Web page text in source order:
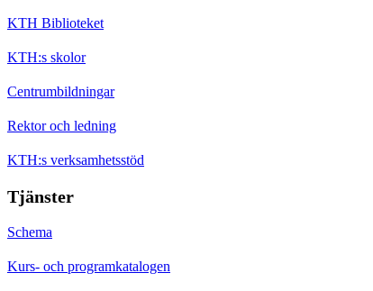
KTH Biblioteket
KTH:s skolor
Centrumbildningar
Rektor och ledning
KTH:s verksamhetsstöd
Tjänster
Schema
Kurs- och programkatalogen